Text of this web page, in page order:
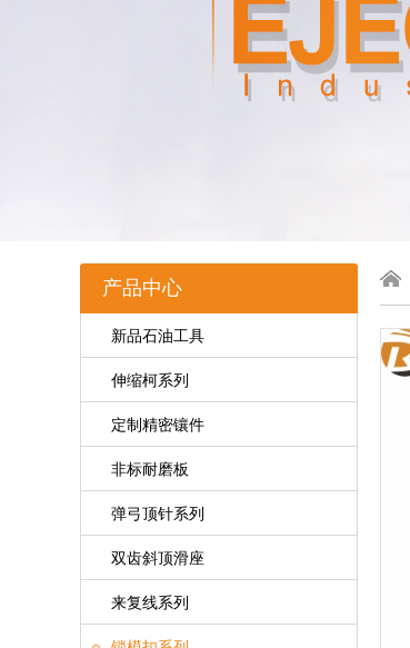
产品中心
新品石油工具
伸缩柯系列
定制精密镶件
非标耐磨板
弹弓顶针系列
双齿斜顶滑座
来复线系列